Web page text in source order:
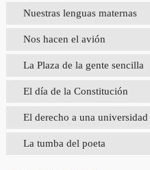
Nuestras lenguas maternas
Nos hacen el avión
La Plaza de la gente sencilla
El día de la Constitución
El derecho a una
La tumba del poeta